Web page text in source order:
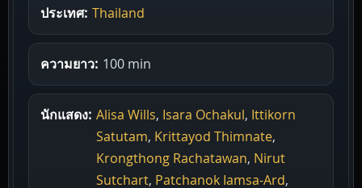
ประเทศ: Thailand
ความยาว: 100 min
นักแสดง: Alisa Wills, Isara Ochakul, Ittikorn
Satutam, Krittayod Thimnate,
Krongthong Rachatawan, Nirut
Sutchart, Patchanok Iamsa-Ard,